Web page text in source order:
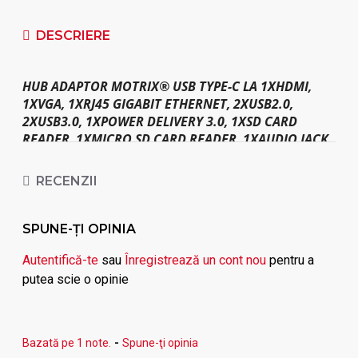
DESCRIERE
HUB ADAPTOR MOTRIX® USB TYPE-C LA 1XHDMI,
1XVGA, 1XRJ45 GIGABIT ETHERNET, 2XUSB2.0,
2XUSB3.0, 1XPOWER DELIVERY 3.0, 1XSD CARD
READER, 1XMICRO SD CARD READER, 1XAUDIO JACK
Porturi disponibile:
1xHDMI 4K@30Hz;
1xVGA 1920x1080P@60Hz;
RECENZII
SPUNE-ŢI OPINIA
Autentifică-te sau Înregistrează un cont nou pentru a
putea scie o opinie
Bazată pe 1 note. - Spune-ţi opinia